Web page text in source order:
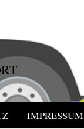
IMPRESSUM